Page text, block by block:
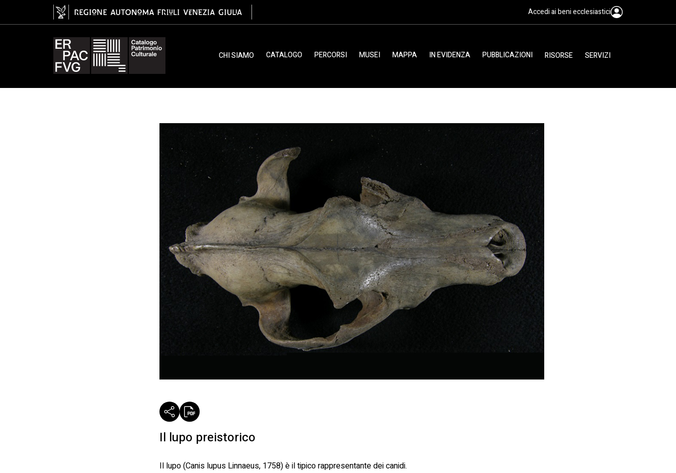
Il lupo preistorico Accedi ai beni ecclesiastici
CHI SIAMO CATALOGO PERCORSI MUSEI MAPPA IN EVIDENZA PUBBLICAZIONI RISORSE SERVIZI
Il lupo preistorico
Il lupo (Canis lupus Linnaeus, 1758) è il tipico rappresentante dei canidi.